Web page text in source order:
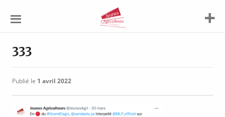
Agriculteurs
333
Publié le 1 avril 2022